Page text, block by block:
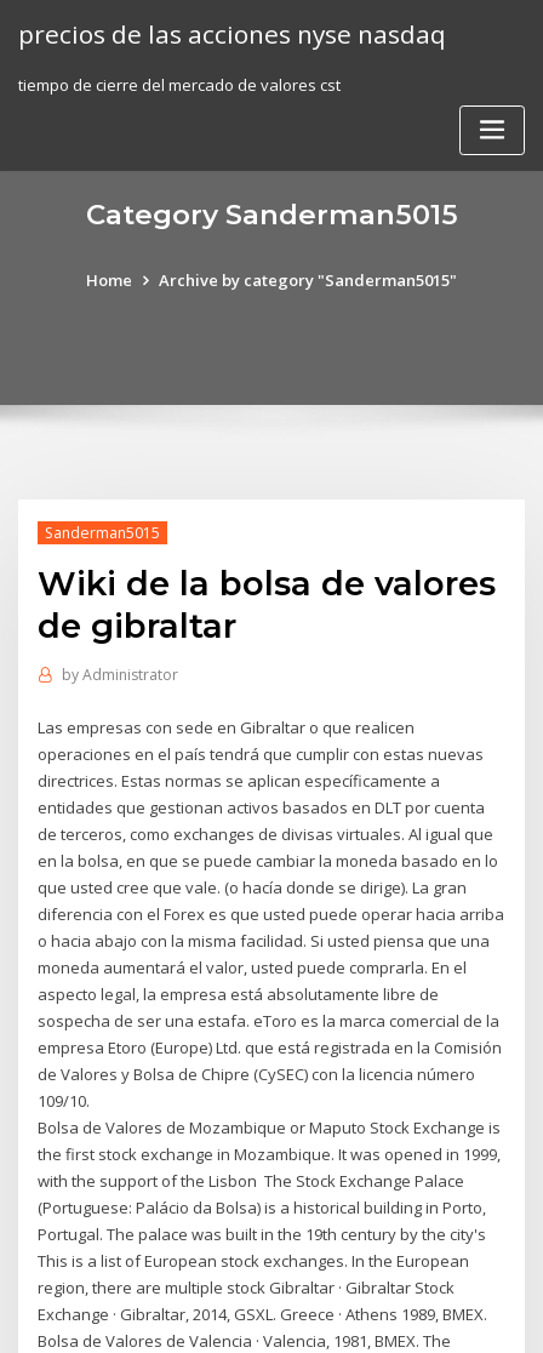
precios de las acciones nyse nasdaq
tiempo de cierre del mercado de valores cst
Category Sanderman5015
Home Archive by category "Sanderman5015"
Sanderman5015
Wiki de la bolsa de valores
de gibraltar
byAdministrator
Las empresas con sede en Gibraltar o que realicen
operaciones en el país tendrá que cumplir con estas nuevas
directrices. Estas normas se aplican específicamente a
entidades que gestionan activos basados en DLT por cuenta
de terceros, como exchanges de divisas virtuales. Al igual que
en la bolsa, en que se puede cambiar la moneda basado en lo
que usted cree que vale. (o hacía donde se dirige). La gran
diferencia con el Forex es que usted puede operar hacia arriba
o hacia abajo con la misma facilidad. Si usted piensa que una
moneda aumentará el valor, usted puede comprarla. En el
aspecto legal, la empresa está absolutamente libre de
sospecha de ser una estafa. eToro es la marca comercial de la
empresa Etoro (Europe) Ltd. que está registrada en la Comisión
de Valores y Bolsa de Chipre (CySEC) con la licencia número
109/10.
Bolsa de Valores de Mozambique or Maputo Stock Exchange is
the first stock exchange in Mozambique. It was opened in 1999,
with the support of the Lisbon The Stock Exchange Palace
(Portuguese: Palácio da Bolsa) is a historical building in Porto,
Portugal. The palace was built in the 19th century by the city's
This is a list of European stock exchanges. In the European
region, there are multiple stock Gibraltar · Gibraltar Stock
Exchange · Gibraltar, 2014, GSXL. Greece · Athens 1989, BMEX.
Bolsa de Valores de Valencia · Valencia, 1981, BMEX. The